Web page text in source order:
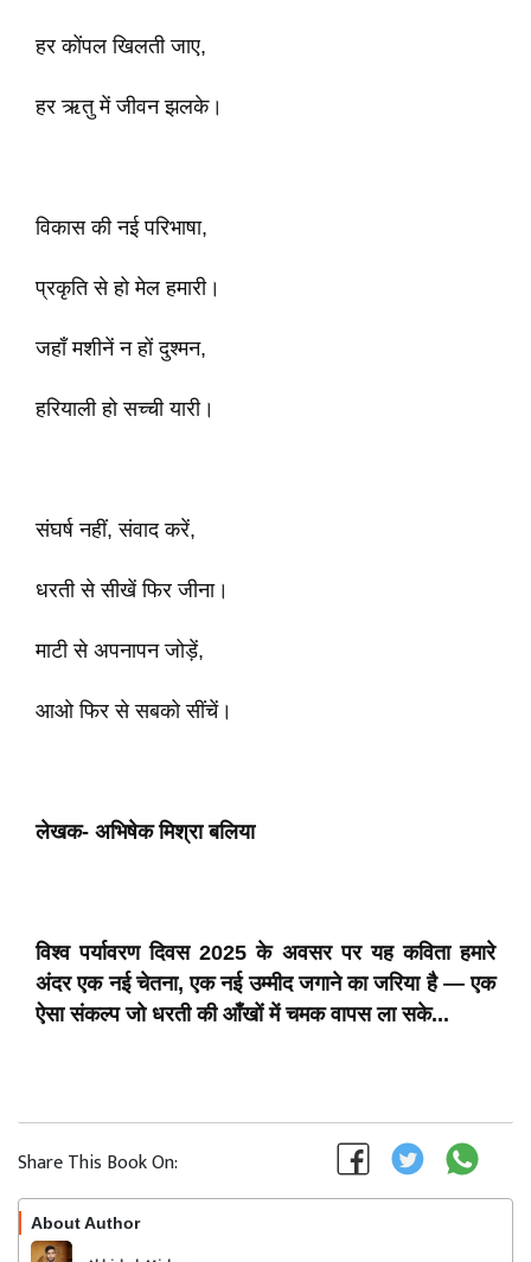
हर कोंपल खिलती जाए,
हर ऋतु में जीवन झलके।
विकास की नई परिभाषा,
प्रकृति से हो मेल हमारी।
जहाँ मशीनें न हों दुश्मन,
हरियाली हो सच्ची यारी।
संघर्ष नहीं, संवाद करें,
धरती से सीखें फिर जीना।
माटी से अपनापन जोड़ें,
आओ फिर से सबको सींचें।
लेखक- अभिषेक मिश्रा बलिया
विश्व पर्यावरण दिवस 2025 के अवसर पर यह कविता हमारे
अंदर एक नई चेतना, एक नई उम्मीद जगाने का जरिया है — एक
ऐसा संकल्प जो धरती की आँखों में चमक वापस ला सके...
Share This Book On:
About Author